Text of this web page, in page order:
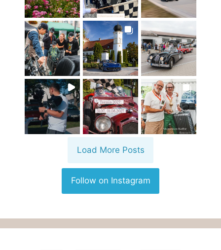
Load More Posts
Follow on Instagram